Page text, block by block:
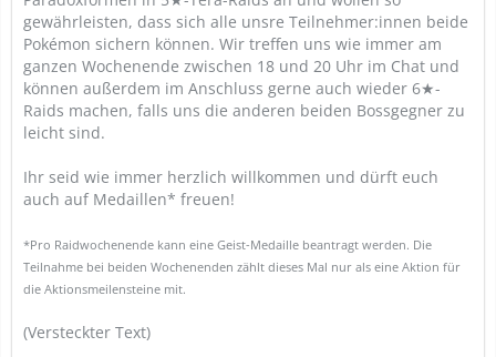
gewährleisten, dass sich alle unsre Teilnehmer:innen beide
Pokémon sichern können. Wir treffen uns wie immer am
ganzen Wochenende zwischen 18 und 20 Uhr im Chat und
können außerdem im Anschluss gerne auch wieder 6★-
Raids machen, falls uns die anderen beiden Bossgegner zu
leicht sind.
Ihr seid wie immer herzlich willkommen und dürft euch
auch auf Medaillen* freuen!
*Pro Raidwochenende kann eine Geist-Medaille beantragt werden. Die
Teilnahme bei beiden Wochenenden zählt dieses Mal nur als eine Aktion für
die Aktionsmeilensteine mit.
(Versteckter Text)